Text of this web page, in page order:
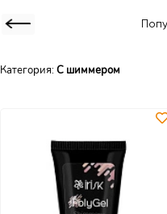
Категория: С шиммером